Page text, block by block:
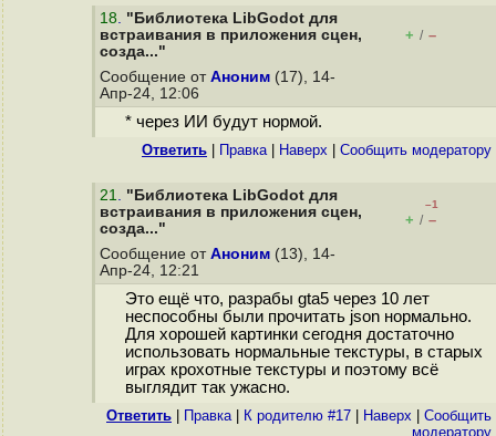
18. "Библиотека LibGodot для
встраивания в приложения сцен,
созда..."
+ / –
Сообщение от Аноним (17), 14-
Апр-24, 12:06
* через ИИ будут нормой.
Ответить Правка| Наверх Cообщить модератору
21. "Библиотека LibGodot для
встраивания в приложения сцен,
созда..."
–1
+ / –
Сообщение от Аноним (13), 14-
Апр-24, 12:21
Это ещё что, разрабы gta5 через 10 лет
неспособны были прочитать json нормально.
Для хорошей картинки сегодня достаточно
использовать нормальные текстуры, в старых
играх крохотные текстуры и поэтому всё
выглядит так ужасно.
Ответить Правка| К родителю #17 Наверх
Cообщить
модератору